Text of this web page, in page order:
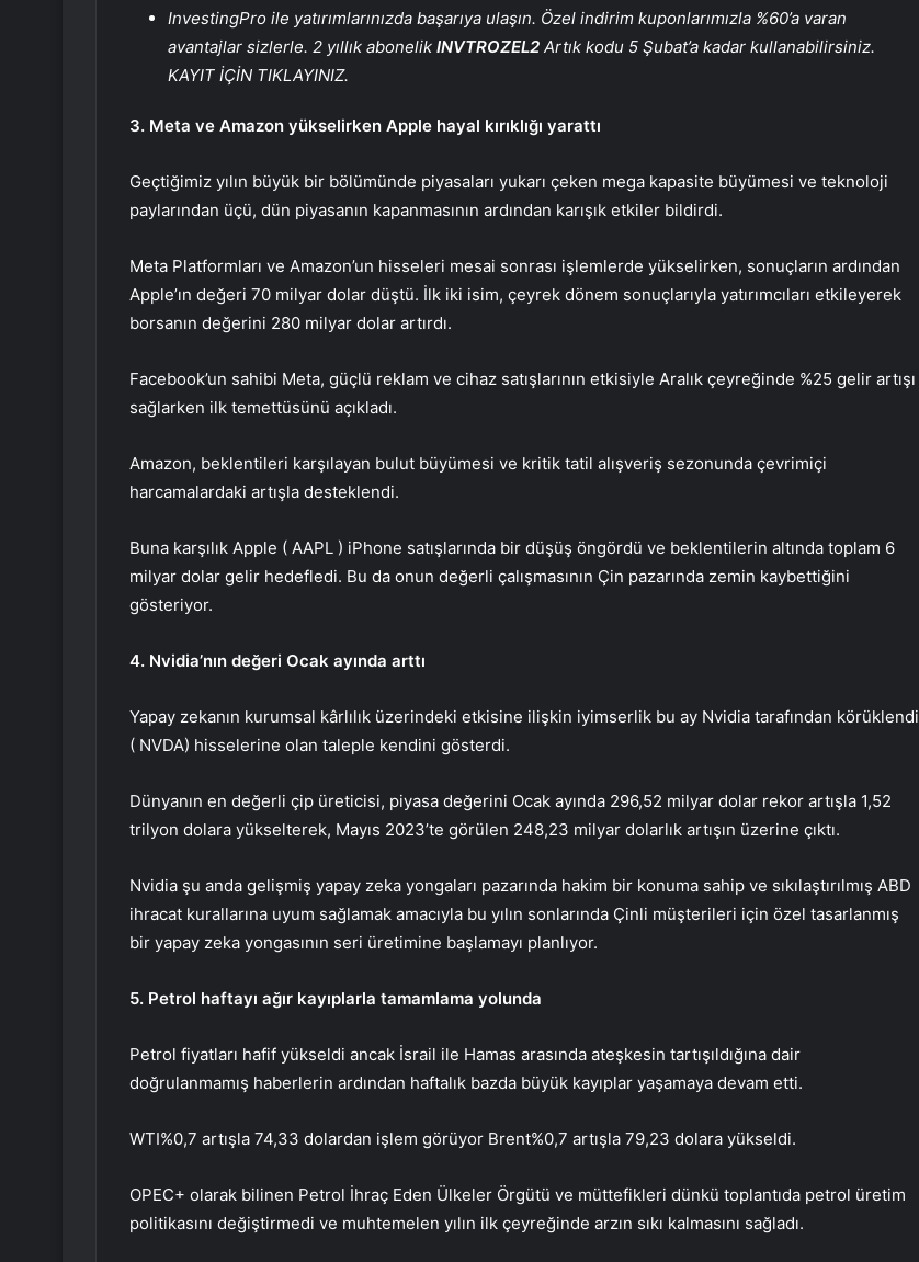
InvestingPro ile yatırımlarınızda başarıya ulaşın. Özel indirim kuponlarımızla %60’a varan
avantajlar sizlerle. 2 yıllık abonelik INVTROZEL2 Artık kodu 5 Şubat’a kadar kullanabilirsiniz.
KAYIT İÇİN TIKLAYINIZ.
3. Meta ve Amazon yükselirken Apple hayal kırıklığı yarattı
Geçtiğimiz yılın büyük bir bölümünde piyasaları yukarı çeken mega kapasite büyümesi ve teknoloji
paylarından üçü, dün piyasanın kapanmasının ardından karışık etkiler bildirdi.
Meta Platformları ve Amazon’un hisseleri mesai sonrası işlemlerde yükselirken, sonuçların ardından
Apple’ın değeri 70 milyar dolar düştü. İlk iki isim, çeyrek dönem sonuçlarıyla yatırımcıları etkileyerek
borsanın değerini 280 milyar dolar artırdı.
Facebook’un sahibi Meta, güçlü reklam ve cihaz satışlarının etkisiyle Aralık çeyreğinde %25 gelir artışı
sağlarken ilk temettüsünü açıkladı.
Amazon, beklentileri karşılayan bulut büyümesi ve kritik tatil alışveriş sezonunda çevrimiçi
harcamalardaki artışla desteklendi.
Buna karşılık Apple ( AAPL ) iPhone satışlarında bir düşüş öngördü ve beklentilerin altında toplam 6
milyar dolar gelir hedefledi. Bu da onun değerli çalışmasının Çin pazarında zemin kaybettiğini
gösteriyor.
4. Nvidia’nın değeri Ocak ayında arttı
Yapay zekanın kurumsal kârlılık üzerindeki etkisine ilişkin iyimserlik bu ay Nvidia tarafından körüklendi
( NVDA) hisselerine olan taleple kendini gösterdi.
Dünyanın en değerli çip üreticisi, piyasa değerini Ocak ayında 296,52 milyar dolar rekor artışla 1,52
trilyon dolara yükselterek, Mayıs 2023’te görülen 248,23 milyar dolarlık artışın üzerine çıktı.
Nvidia şu anda gelişmiş yapay zeka yongaları pazarında hakim bir konuma sahip ve sıkılaştırılmış ABD
ihracat kurallarına uyum sağlamak amacıyla bu yılın sonlarında Çinli müşterileri için özel tasarlanmış
bir yapay zeka yongasının seri üretimine başlamayı planlıyor.
5. Petrol haftayı ağır kayıplarla tamamlama yolunda
Petrol fiyatları hafif yükseldi ancak İsrail ile Hamas arasında ateşkesin tartışıldığına dair
doğrulanmamış haberlerin ardından haftalık bazda büyük kayıplar yaşamaya devam etti.
WTI%0,7 artışla 74,33 dolardan işlem görüyor Brent%0,7 artışla 79,23 dolara yükseldi.
OPEC+ olarak bilinen Petrol İhraç Eden Ülkeler Örgütü ve müttefikleri dünkü toplantıda petrol üretim
politikasını değiştirmedi ve muhtemelen yılın ilk çeyreğinde arzın sıkı kalmasını sağladı.